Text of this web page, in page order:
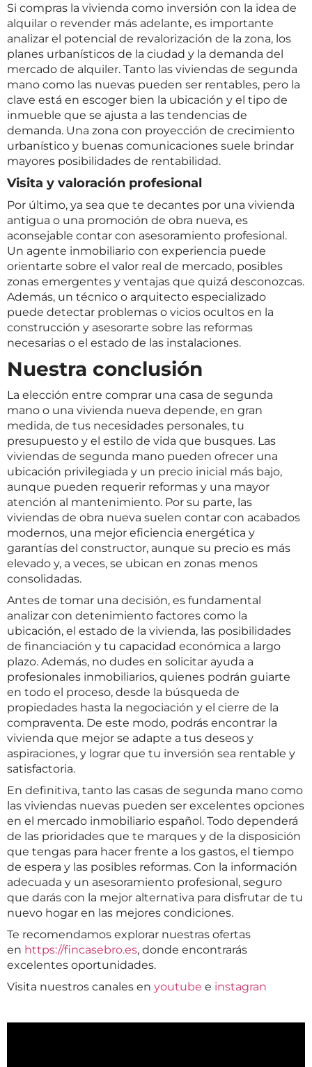
Si compras la vivienda como inversión con la idea de
alquilar o revender más adelante, es importante
analizar el potencial de revalorización de la zona, los
planes urbanísticos de la ciudad y la demanda del
mercado de alquiler. Tanto las viviendas de segunda
mano como las nuevas pueden ser rentables, pero la
clave está en escoger bien la ubicación y el tipo de
inmueble que se ajusta a las tendencias de
demanda. Una zona con proyección de crecimiento
urbanístico y buenas comunicaciones suele brindar
mayores posibilidades de rentabilidad.
Visita y valoración profesional
Por último, ya sea que te decantes por una vivienda
antigua o una promoción de obra nueva, es
aconsejable contar con asesoramiento profesional.
Un agente inmobiliario con experiencia puede
orientarte sobre el valor real de mercado, posibles
zonas emergentes y ventajas que quizá desconozcas.
Además, un técnico o arquitecto especializado
puede detectar problemas o vicios ocultos en la
construcción y asesorarte sobre las reformas
necesarias o el estado de las instalaciones.
Nuestra conclusión
La elección entre comprar una casa de segunda
mano o una vivienda nueva depende, en gran
medida, de tus necesidades personales, tu
presupuesto y el estilo de vida que busques. Las
viviendas de segunda mano pueden ofrecer una
ubicación privilegiada y un precio inicial más bajo,
aunque pueden requerir reformas y una mayor
atención al mantenimiento. Por su parte, las
viviendas de obra nueva suelen contar con acabados
modernos, una mejor eficiencia energética y
garantías del constructor, aunque su precio es más
elevado y, a veces, se ubican en zonas menos
consolidadas.
Antes de tomar una decisión, es fundamental
analizar con detenimiento factores como la
ubicación, el estado de la vivienda, las posibilidades
de financiación y tu capacidad económica a largo
plazo. Además, no dudes en solicitar ayuda a
profesionales inmobiliarios, quienes podrán guiarte
en todo el proceso, desde la búsqueda de
propiedades hasta la negociación y el cierre de la
compraventa. De este modo, podrás encontrar la
vivienda que mejor se adapte a tus deseos y
aspiraciones, y lograr que tu inversión sea rentable y
satisfactoria.
En definitiva, tanto las casas de segunda mano como
las viviendas nuevas pueden ser excelentes opciones
en el mercado inmobiliario español. Todo dependerá
de las prioridades que te marques y de la disposición
que tengas para hacer frente a los gastos, el tiempo
de espera y las posibles reformas. Con la información
adecuada y un asesoramiento profesional, seguro
que darás con la mejor alternativa para disfrutar de tu
nuevo hogar en las mejores condiciones.
Te recomendamos explorar nuestras ofertas
en https://fincasebro.es, donde encontrarás
excelentes oportunidades.
Visita nuestros canales en youtube e instagran